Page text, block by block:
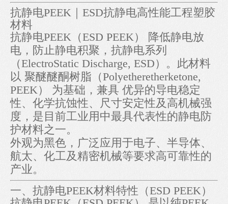
抗静电PEEK｜ESD抗静电高性能工程塑胶
材料
抗静电PEEK（ESD PEEK） 降低静电放
电，防止静电积聚，抗静电系列
（ElectroStatic Discharge, ESD）。此材料
以 聚醚醚酮树脂（Polyetheretherketone,
PEEK） 为基础，兼具 优异的导电稳定
性、化学抗蚀性、尺寸安定性及高机械强
度，是目前工业用中最具代表性的静电防
护材料之一。
外观为黑色，广泛应用于电子、半导体、
航太、化工及精密机械等要求高可靠性的
产业。
一、抗静电PEEK材料特性（ESD PEEK）